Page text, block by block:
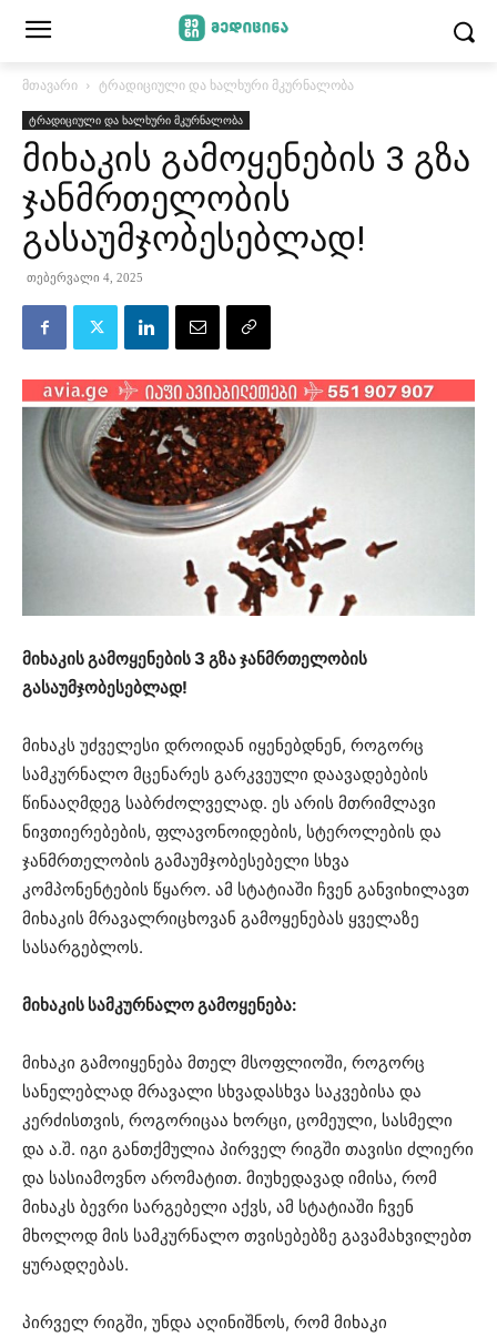
მთავარი ტრადიციული და ხალხური მკურნალობა
ტრადიციული და ხალხური მკურნალობა
მიხაკის გამოყენების 3 გზა
ჯანმრთელობის
გასაუმჯობესებლად!
თებერვალი 4, 2025
მიხაკის გამოყენების 3 გზა ჯანმრთელობის
გასაუმჯობესებლად!
მიხაკს უძველესი დროიდან იყენებდნენ, როგორც
სამკურნალო მცენარეს გარკვეული დაავადებების
წინააღმდეგ საბრძოლველად. ეს არის მთრიმლავი
ნივთიერებების, ფლავონოიდების, სტეროლების და
ჯანმრთელობის გამაუმჯობესებელი სხვა
კომპონენტების წყარო. ამ სტატიაში ჩვენ განვიხილავთ
მიხაკის მრავალრიცხოვან გამოყენებას ყველაზე
სასარგებლოს.
მიხაკის სამკურნალო გამოყენება:
მიხაკი გამოიყენება მთელ მსოფლიოში, როგორც
სანელებლად მრავალი სხვადასხვა საკვებისა და
კერძისთვის, როგორიცაა ხორცი, ცომეული, სასმელი
და ა.შ. იგი განთქმულია პირველ რიგში თავისი ძლიერი
და სასიამოვნო არომატით. მიუხედავად იმისა, რომ
მიხაკს ბევრი სარგებელი აქვს, ამ სტატიაში ჩვენ
მხოლოდ მის სამკურნალო თვისებებზე გავამახვილებთ
ყურადღებას.
პირველ რიგში, უნდა აღინიშნოს, რომ მიხაკი